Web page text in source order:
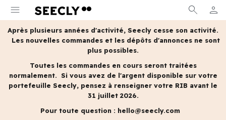
menu search person
MON
Après plusieurs années d'activité, Seecly cesse son activité.
Les nouvelles commandes et les dépôts d'annonces ne sont
plus possibles.
Toutes les commandes en cours seront traitées
normalement. Si vous avez de l'argent disponible sur votre
portefeuille Seecly, pensez à renseigner votre RIB avant le
31 juillet 2026.
Pour toute question : hello@seecly.com